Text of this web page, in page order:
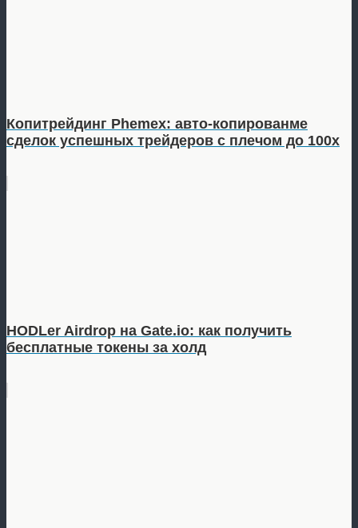
Копитрейдинг Phemex: авто-копированме
сделок успешных трейдеров с плечом до 100x
HODLer Airdrop на Gate.io: как получить
бесплатные токены за холд